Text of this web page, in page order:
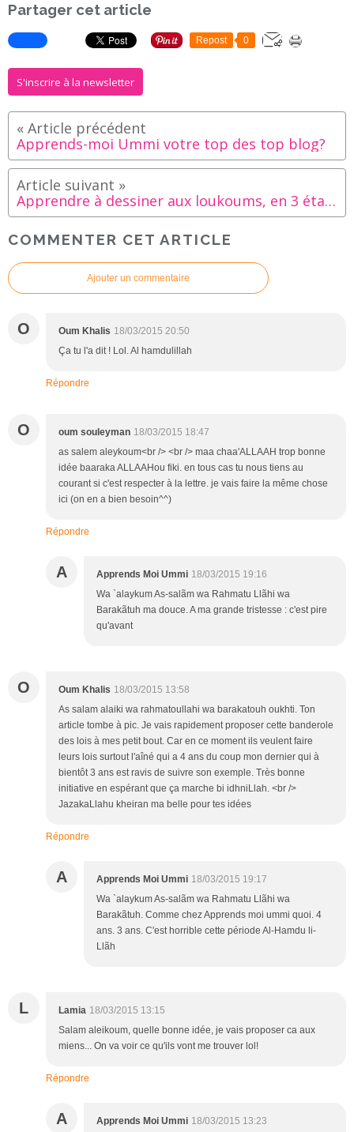
Partager cet article
Repost 0
S'inscrire à la newsletter
Apprends-moi Ummi votre top des top blog?
Apprendre à dessiner aux loukoums, en 3 étapes
COMMENTER CET ARTICLE
Ajouter un commentaire
O Oum Khalis 18/03/2015 20:50
Ça tu l'a dit ! Lol. Al hamdulillah
Répondre
O oum souleyman 18/03/2015 18:47
as salem aleykoum<br /> <br /> maa chaa'ALLAAH trop bonne
idée baaraka ALLAAHou fiki. en tous cas tu nous tiens au
courant si c'est respecter à la lettre. je vais faire la même chose
ici (on en a bien besoin^^)
Répondre
A Apprends Moi Ummi 18/03/2015 19:16
Wa `alaykum As-salãm wa Rahmatu Llãhi wa
Barakãtuh ma douce. A ma grande tristesse : c'est pire
qu'avant
O Oum Khalis 18/03/2015 13:58
As salam alaiki wa rahmatoullahi wa barakatouh oukhti. Ton
article tombe à pic. Je vais rapidement proposer cette banderole
des lois à mes petit bout. Car en ce moment ils veulent faire
leurs lois surtout l'aîné qui a 4 ans du coup mon dernier qui à
bientôt 3 ans est ravis de suivre son exemple. Très bonne
initiative en espérant que ça marche bi idhniLlah. <br />
JazakaLlahu kheiran ma belle pour tes idées
Répondre
A Apprends Moi Ummi 18/03/2015 19:17
Wa `alaykum As-salãm wa Rahmatu Llãhi wa
Barakãtuh. Comme chez Apprends moi ummi quoi. 4
ans. 3 ans. C'est horrible cette période Al-Hamdu li-
Llãh
L Lamia 18/03/2015 13:15
Salam aleikoum, quelle bonne idée, je vais proposer ca aux
miens... On va voir ce qu'ils vont me trouver lol!
Répondre
A Apprends Moi Ummi 18/03/2015 13:23